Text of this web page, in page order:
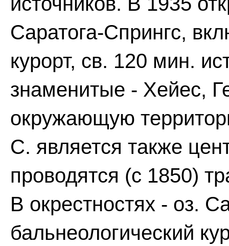
Саратога-Спрингс,
курорт, св. 120 мин.
знаменитые - Хейес,
окружающую
С. является также
проводятся (с 1850)
В окрестностях - оз.
бальнеологический